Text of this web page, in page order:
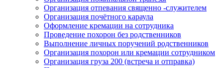
Организация отпевания священно -служителем
Организация почётного караула
Оформление кремации на сотрудника
Проведение похорон без родственников
Выполнение личных поручений родственников
Организация похорон или кремации сотрудником
Организация груза 200 (встреча и отправка)